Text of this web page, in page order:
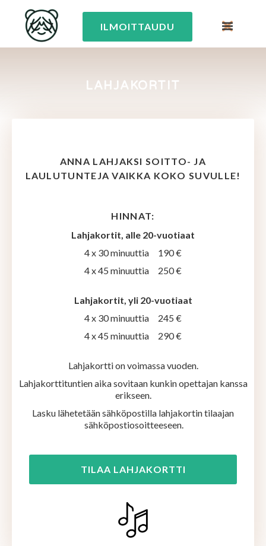
ILMOITTAUDU
LAHJAKORTIT
ANNA LAHJAKSI SOITTO- JA
LAULUTUNTEJA VAIKKA KOKO SUVULLE!
HINNAT:
Lahjakortit, alle 20-vuotiaat
4 x 30 minuuttia 190 €
4 x 45 minuuttia 250 €
Lahjakortit, yli 20-vuotiaat
4 x 30 minuuttia 245 €
4 x 45 minuuttia 290 €
Lahjakortti on voimassa vuoden.
Lahjakorttituntien aika sovitaan kunkin opettajan kanssa
erikseen.
Lasku lähetetään sähköpostilla lahjakortin tilaajan
sähköpostiosoitteeseen.
TILAA LAHJAKORTTI